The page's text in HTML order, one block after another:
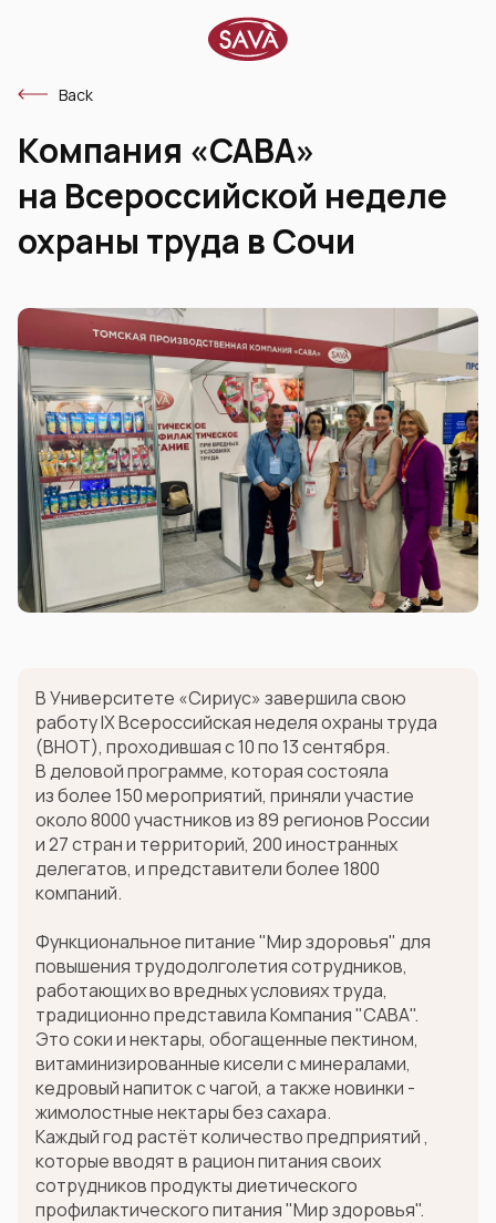
Back
Компания «САВА»
на Всероссийской неделе
охраны труда в Сочи
В Университете «Сириус» завершила свою
работу IX Всероссийская неделя охраны труда
(ВНОТ), проходившая с 10 по 13 сентября.
В деловой программе, которая состояла
из более 150 мероприятий, приняли участие
около 8000 участников из 89 регионов России
и 27 стран и территорий, 200 иностранных
делегатов, и представители более 1800
компаний.
Функциональное питание "Мир здоровья" для
повышения трудодолголетия сотрудников,
работающих во вредных условиях труда,
традиционно представила Компания "САВА".
Это соки и нектары, обогащенные пектином,
витаминизированные кисели с минералами,
кедровый напиток с чагой, а также новинки -
жимолостные нектары без сахара.
Каждый год растёт количество предприятий ,
которые вводят в рацион питания своих
сотрудников продукты диетического
профилактического питания "Мир здоровья".